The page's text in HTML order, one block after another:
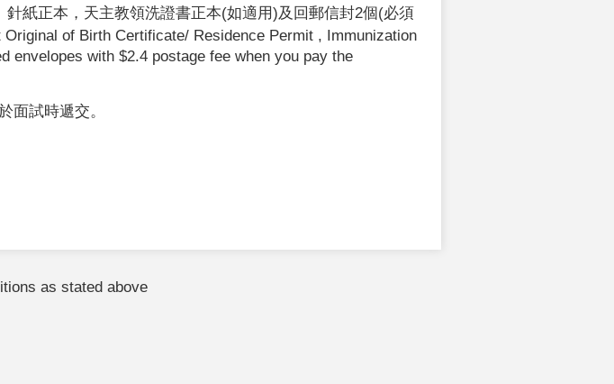
紙正本， 天主教領洗證書正本(如適用)及回郵信封2個(必須
of Birth Certificate/ Residence Permit , Immunization
with $2.4 postage fee when you pay the
面試時遞交。
as stated above